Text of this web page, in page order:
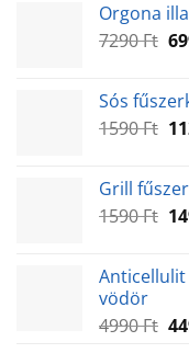
Orgona
7290Ft
Sós
1590Ft
Grill
1590Ft
vödör
4990Ft